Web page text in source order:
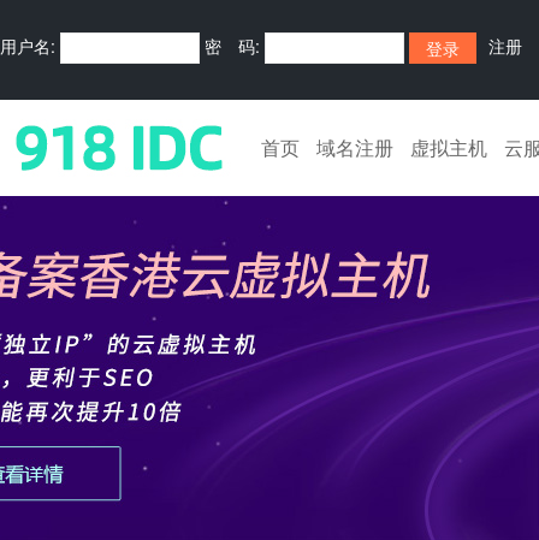
用户名: 密 码: 注册
首页 域名注册 虚拟主机 云